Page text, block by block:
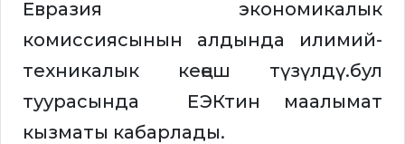
Евразия экономикалык
комиссиясынын алдында илимий-
техникалык кеңеш түзүлдү.бул
туурасында ЕЭКтин маалымат
кызматы кабарлады.